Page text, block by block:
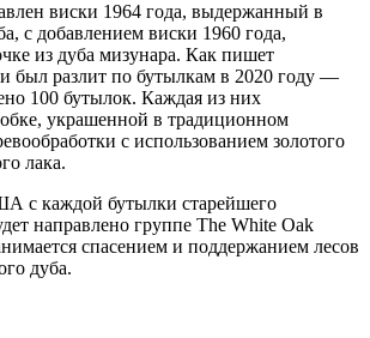
виски 1964 года, выдержанный в
с добавлением виски 1960 года,
из дуба мизунара. Как пишет
был разлит по бутылкам в 2020 году —
100 бутылок. Каждая из них
украшенной в традиционном
с использованием золотого
лака.
с каждой бутылки старейшего
направлено группе The White Oak
спасением и поддержанием лесов
дуба.